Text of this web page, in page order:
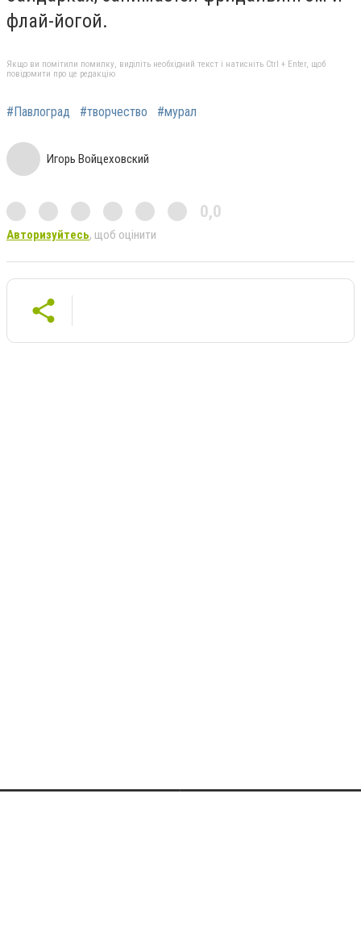
флай-йогой.
Якщо ви помітили помилку, виділіть необхідний текст і натисніть Ctrl + Enter, щоб
повідомити про це редакцію
#Павлоград #творчество #мурал
Игорь Войцеховский
0,0
Авторизуйтесь, щоб оцінити